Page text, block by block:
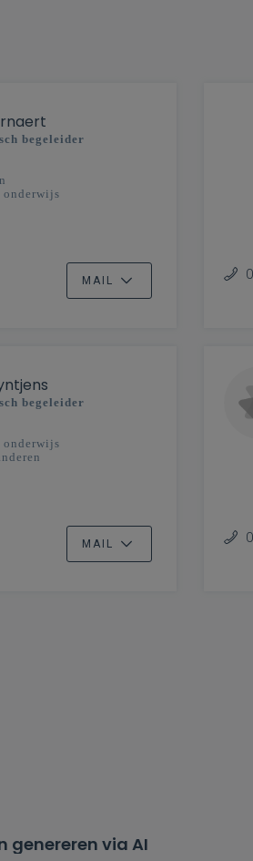
begeleider
onderwijs
MAIL
begeleider
onderwijs
MAIL
genereren via AI